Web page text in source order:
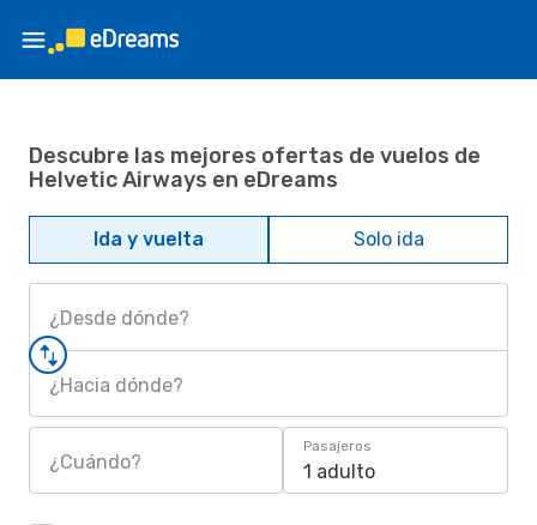
Descubre las mejores ofertas de vuelos de
Helvetic Airways en eDreams
Ida y vuelta Solo ida
¿Desde dónde?
¿Hacia dónde?
¿Cuándo?
Pasajeros
1 adulto